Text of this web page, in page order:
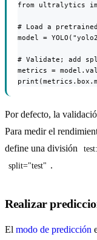
from ultralytics
# Load a
model =
# Validate; add
metrics =
Por defecto, la
Para medir el
define una división
test:
split="test" .
Realizar
El modo de predicción